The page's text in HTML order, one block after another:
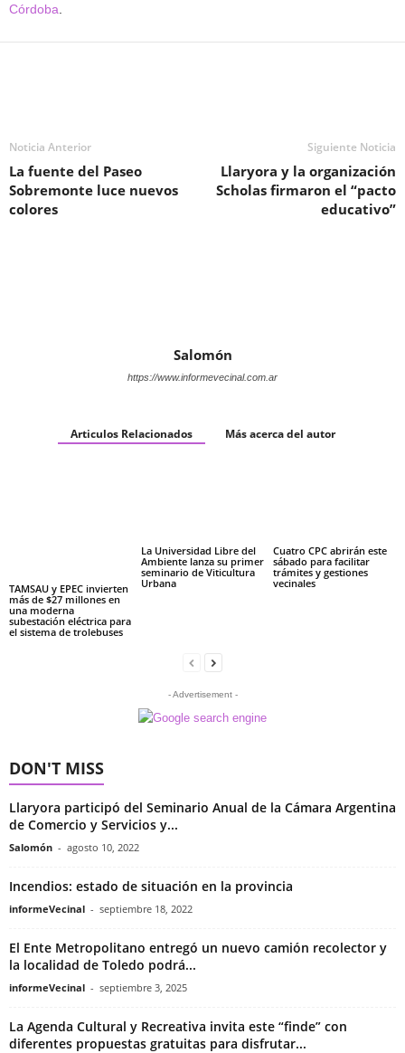
Córdoba
Noticia Anterior
La fuente del Paseo
Sobremonte luce nuevos
colores
Siguiente Noticia
Llaryora y la organización
Scholas firmaron el “pacto
educativo”
Salomón
https://www.informevecinal.com.ar
Articulos Relacionados Más acerca del autor
TAMSAU y EPEC invierten
más de $27 millones en
una moderna
subestación eléctrica para
el sistema de trolebuses
La Universidad Libre del
Ambiente lanza su primer
seminario de Viticultura
Urbana
Cuatro CPC abrirán este
sábado para facilitar
trámites y gestiones
vecinales
- Advertisement -
DON'T MISS
Llaryora participó del Seminario Anual de la Cámara Argentina
de Comercio y Servicios y...
Salomón - agosto 10, 2022
Incendios: estado de situación en la provincia
informeVecinal - septiembre 18, 2022
El Ente Metropolitano entregó un nuevo camión recolector y
la localidad de Toledo podrá...
informeVecinal - septiembre 3, 2025
La Agenda Cultural y Recreativa invita este “finde” con
diferentes propuestas gratuitas para disfrutar...